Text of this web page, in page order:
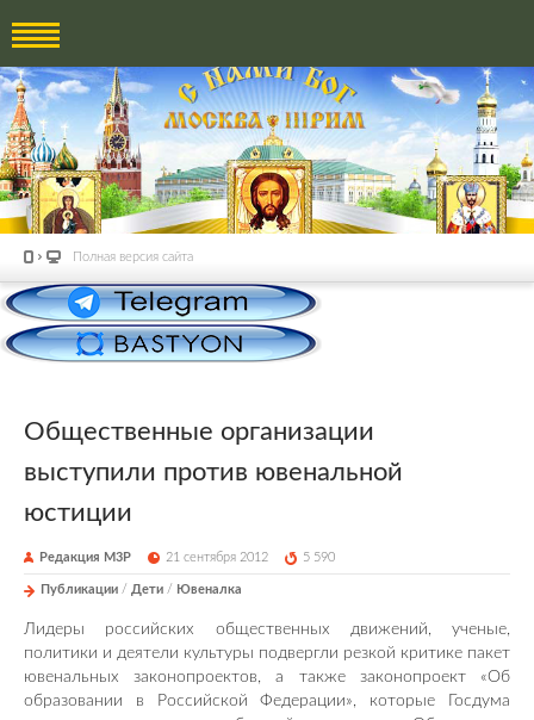
Полная версия сайта
Общественные организации
выступили против ювенальной
юстиции
Редакция М3Р 21 сентября 2012 5 590
Публикации / Дети / Ювеналка
Лидеры российских общественных движений, ученые,
политики и деятели культуры подвергли резкой критике пакет
ювенальных законопроектов, а также законопроект «Об
образовании в Российской Федерации», которые Госдума